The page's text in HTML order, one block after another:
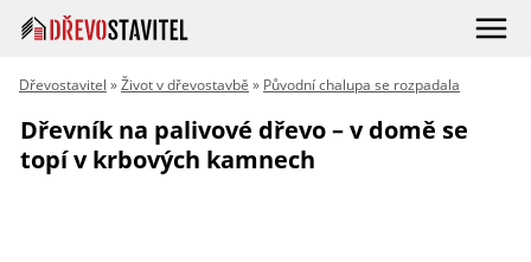
Dřevostavitel »Život v dřevostavbě » Původní chalupa se rozpadala
Dřevník na palivové dřevo – v domě se
topí v krbových kamnech